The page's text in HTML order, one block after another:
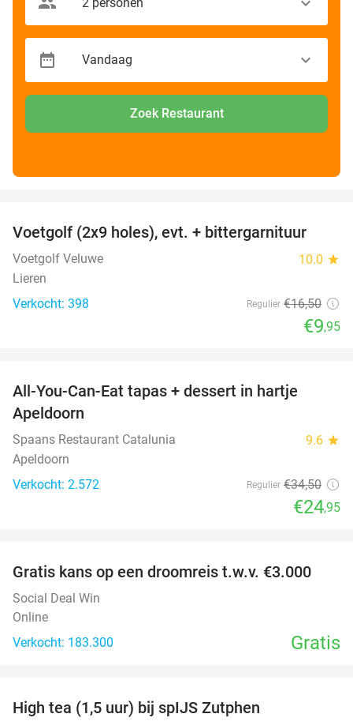
Zoek Restaurant
40%
Voetgolf (2x9 holes), evt. + bittergarnituur
Voetgolf Veluwe 10.0 star
Lieren
Verkocht: 398
Regulier €16,50
€9,95
All-You-Can-Eat tapas + dessert in hartje
Apeldoorn
Spaans Restaurant Catalunia 9.6 star
Apeldoorn
Verkocht: 2.572
Regulier €34,50
€24,95
Gratis kans op een droomreis t.w.v. €3.000
Social Deal Win
Online
Verkocht: 183.300
Gratis
High tea (1,5 uur) bij spIJS Zutphen